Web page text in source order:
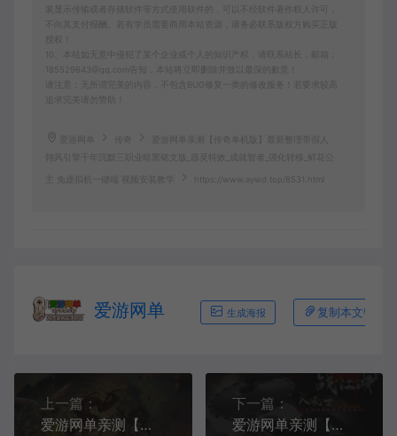
装显示传输或者存储软件等方式使用软件的，可以不经软件著作权人许可，
不向其支付报酬。若有学员需要商用本站资源，请务必联系版权方购买正版
10、本站如无意中侵犯了某个企业或个人的知识产权，请联系站长，邮箱：
185529643@qq.com告知，本站将立即删除并致以最深的歉意！
请注意：无所谓完美的内容，不包含BUG修复一类的修改服务！若要求较高
追求完美请勿赞助！
爱游网单 传奇
爱游网单亲测【传奇单机版】最新整理带假人
翎风引擎千年沉默三职业暗黑铭文版_器灵特效_成就智者_强化转移_鲜花公
主 免虚拟机一键端 视频安装教学 https://www.aywd.top/8531.html
爱游网单 生成海报 复制本文链接
上一篇：
爱游网单亲测【企鹅飞车单机版】最新整理14.19493版带GM后台 AI假人陪跑 无限道具 免虚拟机一键端
下一篇：
爱游网单亲测【千年单机版】最新整理好运千年带3层武功大背包大窗口免虚拟机一键单机端GM命令发物品道具可改充值